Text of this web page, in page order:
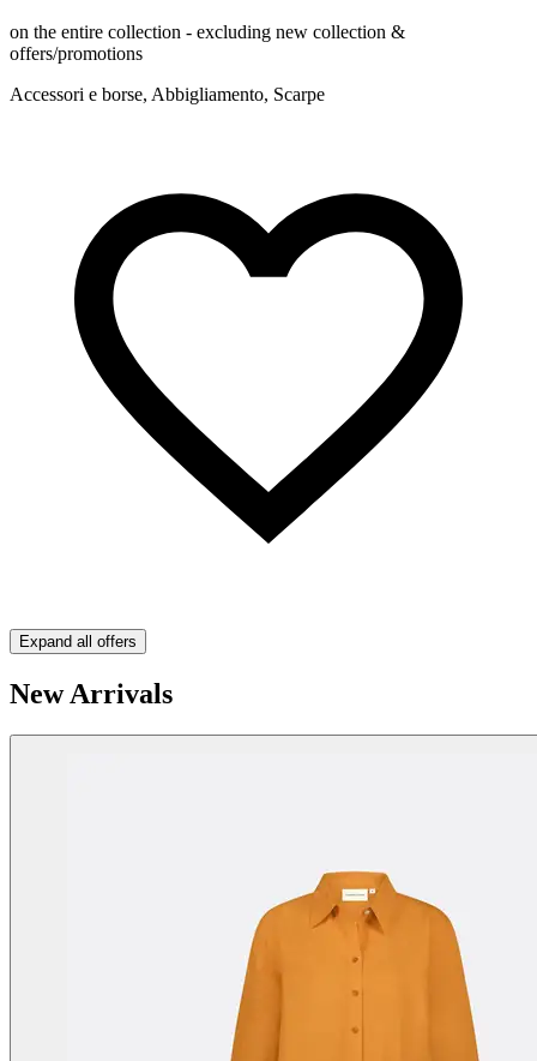
on the entire collection - excluding new collection &
offers/promotions
Accessori e borse, Abbigliamento, Scarpe
Expand all offers
New Arrivals